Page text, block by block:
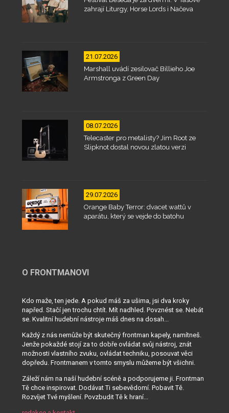
zahrají Liturgy, Horse Lords i Načeva
21.07.2026
Marshall uvádí zesilovač Billieho Joe
Armstronga z Green Day
08.07.2026
Telecaster pro metalisty? Jim Root ze
Slipknot dostal novou zlatou verzi
29.07.2026
Orange Baby Terror: dvacet wattů v
aparátu, který se vejde do batohu
O FRONTMANOVI
Kdo maže, ten jede. A pokud máš za ušima, jsi dva kroky
napřed. Stačí jen trochu chtít. Mít nadhled. Povznést se. Nebát
se. Kvalitní hudební nástroje máš dnes na dosah...
Každý z nás nemůže být skutečný frontman kapely, namítneš.
Jenže pokaždé stojí za to dobře ovládat svůj nástroj, znát
možnosti vlastního zvuku, ovládat techniku, posouvat věci
dopředu. Frontmanem v tomto smyslu můžeme být všichni.
Záleží nám na naší hudební scéně a podporujeme ji. Frontman
Tě chce inspirovat. Dodávat Ti sebevědomí. Pobavit Tě.
Rozvíjet Tvé myšlení. Povzbudit Tě k hraní...